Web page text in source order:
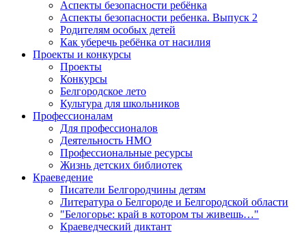
Аспекты безопасности ребёнка
Аспекты безопасности ребенка. Выпуск 2
Родителям особых детей
Как уберечь ребёнка от насилия
Проекты и конкурсы
Проекты
Конкурсы
Белгородское лето
Культура для школьников
Профессионалам
Для профессионалов
Деятельность НМО
Профессиональные ресурсы
Жизнь детских библиотек
Краеведение
Писатели Белгородчины детям
Литература о Белгороде и Белгородской области
"Белогорье: край в котором ты живешь…"
Краеведческий диктант